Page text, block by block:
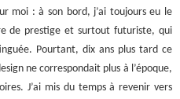
moi : à son bord, j’ai toujours eu le
de prestige et surtout futuriste, qui
Pourtant, dix ans plus tard ce
ne correspondait plus à l’époque,
J’ai mis du temps à revenir vers